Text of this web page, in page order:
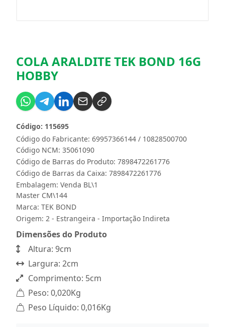
COLA ARALDITE TEK BOND 16G
HOBBY
Código do Fabricante: 69957366144 / 10828500700
Código: 115695
Código NCM: 35061090
Código de Barras do Produto: 7898472261776
Código de Barras da Caixa: 7898472261776
Embalagem: Venda BL\1
Master CM\144
Marca: TEK BOND
Origem: 2 - Estrangeira - Importação Indireta
Dimensões do Produto
Altura: 9cm
Largura: 2cm
Comprimento: 5cm
Peso: 0,020Kg
Peso Líquido: 0,016Kg